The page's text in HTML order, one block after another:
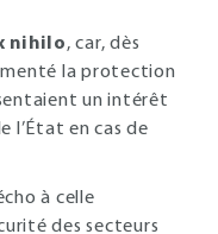
nihilo, car, dès
la protection
un intérêt
l’État en cas de
à celle
des secteurs